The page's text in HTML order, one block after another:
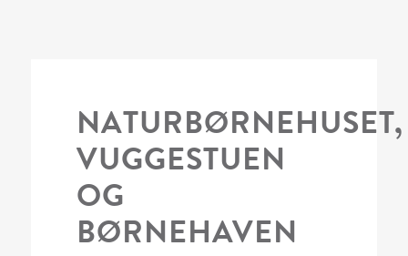
NATURBØRNEHUSET,
VUGGESTUEN
OG
BØRNEHAVEN